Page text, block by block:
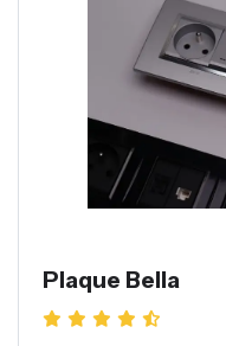
Plaque Bella